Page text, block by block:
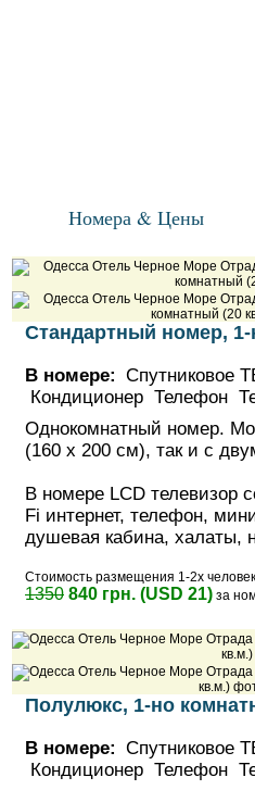
Номера & Цены
Стандартный номер,
В номере: Спутниковое
Кондиционер Телефон
Однокомнатный номер.
(160 х 200 см), так и с
В номере LCD телевизор
Fi интернет, телефон,
душевая кабина, халаты,
Стоимость размещения 1-2х
1350 840 грн. (USD 21) за
Полулюкс, 1-но
В номере: Спутниковое
Кондиционер Телефон